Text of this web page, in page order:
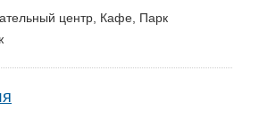
центр, Кафе, Парк